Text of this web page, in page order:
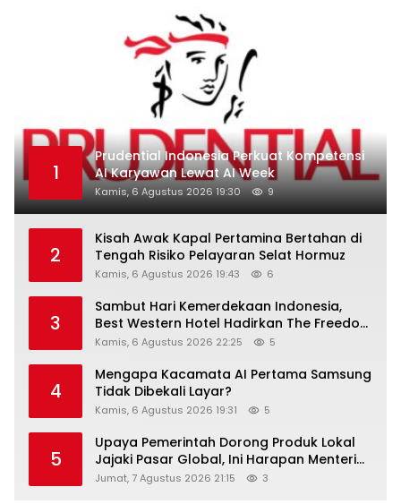
1
Prudential Indonesia Perkuat Kompetensi
AI Karyawan Lewat AI Week
Kamis, 6 Agustus 2026 19:30 9
2
Kisah Awak Kapal Pertamina Bertahan di
Tengah Risiko Pelayaran Selat Hormuz
Kamis, 6 Agustus 2026 19:43 6
3
Sambut Hari Kemerdekaan Indonesia,
Best Western Hotel Hadirkan The Freedom
Stay Diskon Hingga 45%
Kamis, 6 Agustus 2026 22:25 5
4
Mengapa Kacamata AI Pertama Samsung
Tidak Dibekali Layar?
Kamis, 6 Agustus 2026 19:31 5
5
Upaya Pemerintah Dorong Produk Lokal
Jajaki Pasar Global, Ini Harapan Menteri
Perindustrian RI Lewat ILT dan IGT Expo
Jumat, 7 Agustus 2026 21:15 3